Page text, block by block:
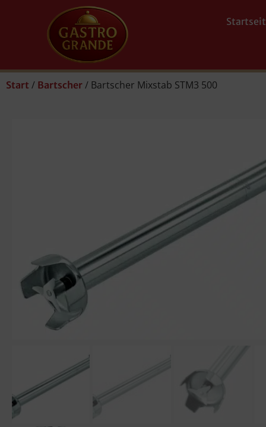
Start / Bartscher / Bartscher Mixstab STM3 500